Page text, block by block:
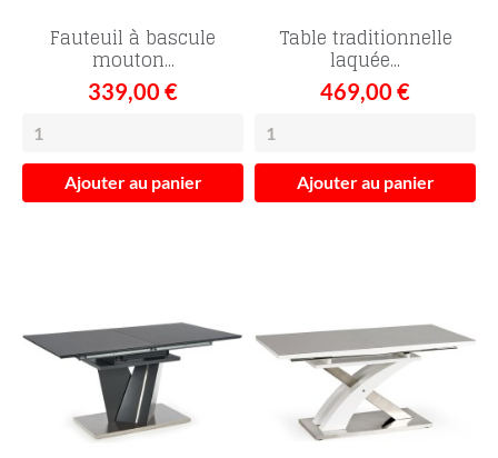
Fauteuil à bascule
mouton...
339,00 €
Ajouter au panier
Table traditionnelle
laquée...
469,00 €
Ajouter au panier